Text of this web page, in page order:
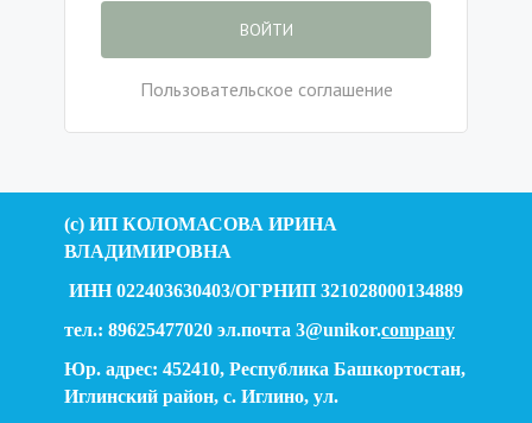
ВОЙТИ
Пользовательское соглашение
(c) ИП КОЛОМАСОВА ИРИНА
ВЛАДИМИРОВНА
ИНН 022403630403/ОГРНИП 321028000134889
тел.: 89625477020 эл.почта 3@unikor.company
Юр. адрес: 452410, Республика Башкортостан,
Иглинский район, с. Иглино, ул.